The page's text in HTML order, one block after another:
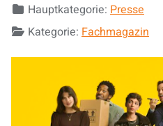
DetailsHauptkategorie: Presse
Kategorie: Fachmagazin